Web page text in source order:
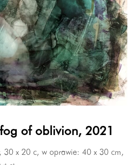
of oblivion, 2021
30 x 20 c, w oprawie: 40 x 30 cm,